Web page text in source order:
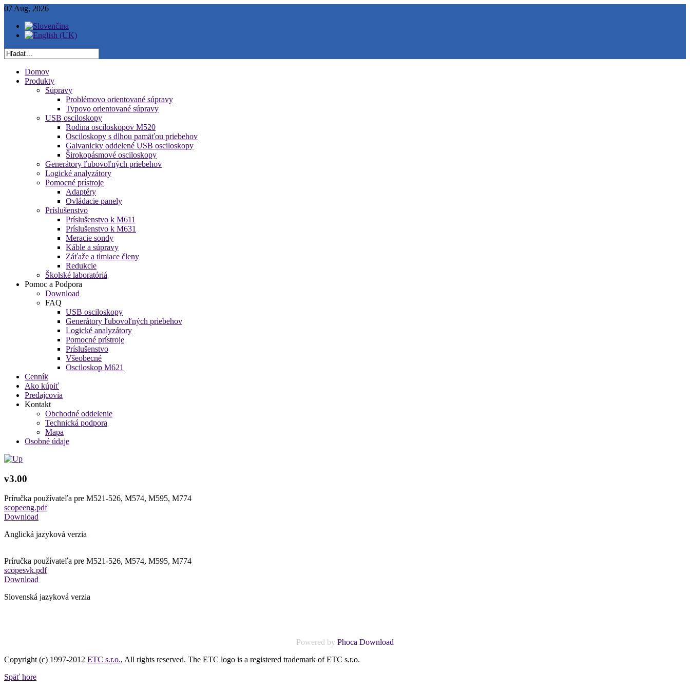
07 Aug, 2026
Domov
Produkty
Súpravy
Problémovo orientované súpravy
Typovo orientované súpravy
USB osciloskopy
Rodina osciloskopov M520
Osciloskopy s dlhou pamäťou priebehov
Galvanicky oddelené USB osciloskopy
Širokopásmové osciloskopy
Generátory ľubovoľných priebehov
Logické analyzátory
Pomocné prístroje
Adaptéry
Ovládacie panely
Príslušenstvo
Príslušenstvo k M611
Príslušenstvo k M631
Meracie sondy
Káble a súpravy
Záťaže a tlmiace členy
Redukcie
Školské laboratóriá
Pomoc a Podpora
Download
FAQ
USB osciloskopy
Generátory ľubovoľných priebehov
Logické analyzátory
Pomocné prístroje
Príslušenstvo
Všeobecné
Osciloskop M621
Cenník
Ako kúpiť
Predajcovia
Kontakt
Obchodné oddelenie
Technická podpora
Mapa
Osobné údaje
v3.00
Príručka používateľa pre M521-526, M574, M595, M774
scopeeng.pdf
Download
Anglická jazyková verzia
Príručka používateľa pre M521-526, M574, M595, M774
scopesvk.pdf
Download
Slovenská jazyková verzia
Powered by Phoca Download
Copyright (c) 1997-2012 ETC s.r.o., All rights reserved. The ETC logo is a registered trademark of ETC s.r.o.
Späť hore